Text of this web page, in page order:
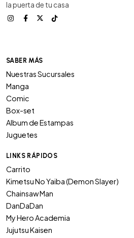
la puerta de tu casa
SABER MÁS
Nuestras Sucursales
Manga
Comic
Box-set
Album de Estampas
Juguetes
LINKS RÁPIDOS
Carrito
Kimetsu No Yaiba (Demon Slayer)
Chainsaw Man
DanDaDan
My Hero Academia
Jujutsu Kaisen